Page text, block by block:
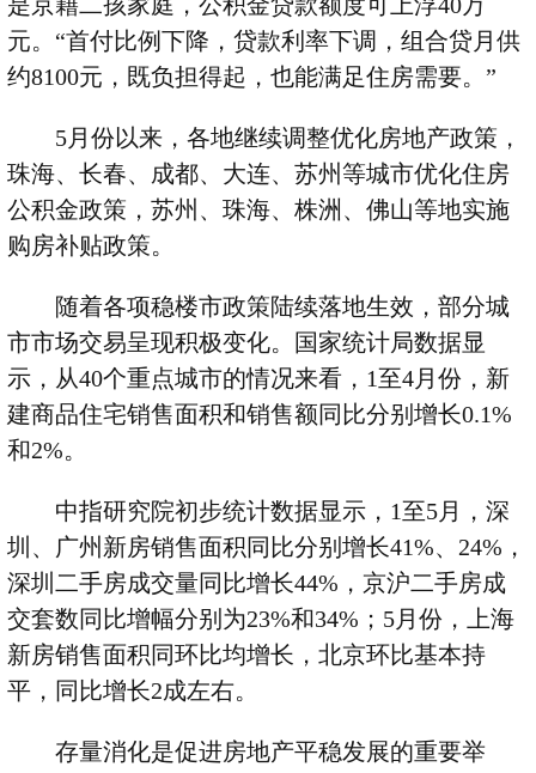
元。“首付比例下降，贷款利率下调，组合贷月供
约8100元，既负担得起，也能满足住房需要。”
5月份以来，各地继续调整优化房地产政策，
珠海、长春、成都、大连、苏州等城市优化住房
公积金政策，苏州、珠海、株洲、佛山等地实施
购房补贴政策。
随着各项稳楼市政策陆续落地生效，部分城
市市场交易呈现积极变化。国家统计局数据显
示，从40个重点城市的情况来看， 1至4月份，新
建商品住宅销售面积和销售额同比分别增长0.1%
和2%。
中指研究院初步统计数据显示， 1至5月，深
圳、广州新房销售面积同比分别增长41%、 24% ，
深圳二手房成交量同比增长44% ，京沪二手房成
交套数同比增幅分别为23%和34% ； 5月份，上海
新房销售面积同环比均增长，北京环比基本持
平，同比增长2成左右。
存量消化是促进房地产平稳发展的重要举